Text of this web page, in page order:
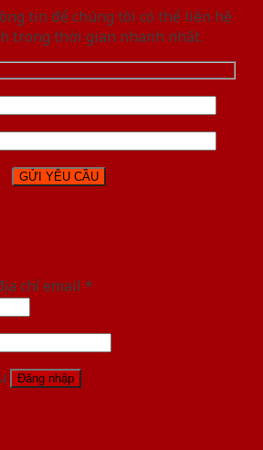
tin để chúng tôi có thể liên hệ
trong thời gian nhanh nhất.
chỉ email *
Đăng nhập